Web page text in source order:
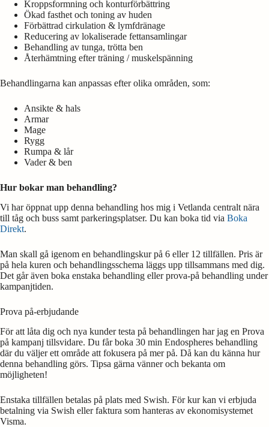
Kroppsformning och konturförbättring
Ökad fasthet och toning av huden
Förbättrad cirkulation & lymfdränage
Reducering av lokaliserade fettansamlingar
Behandling av tunga, trötta ben
Återhämtning efter träning / muskelspänning
Behandlingarna kan anpassas efter olika områden, som:
Ansikte & hals
Armar
Mage
Rygg
Rumpa & lår
Vader & ben
Hur bokar man behandling?
Vi har öppnat upp denna behandling hos mig i Vetlanda centralt nära
till tåg och buss samt parkeringsplatser. Du kan boka tid via Boka
Direkt.
Man skall gå igenom en behandlingskur på 6 eller 12 tillfällen. Pris är
på hela kuren och behandlingsschema läggs upp tillsammans med dig.
Det går även boka enstaka behandling eller prova-på behandling under
kampanjtiden.
Prova på-erbjudande
För att låta dig och nya kunder testa på behandlingen har jag en Prova
på kampanj tillsvidare. Du får boka 30 min Endospheres behandling
där du väljer ett område att fokusera på mer på. Då kan du känna hur
denna behandling görs. Tipsa gärna vänner och bekanta om
möjligheten!
Enstaka tillfällen betalas på plats med Swish. För kur kan vi erbjuda
betalning via Swish eller faktura som hanteras av ekonomisystemet
Visma.